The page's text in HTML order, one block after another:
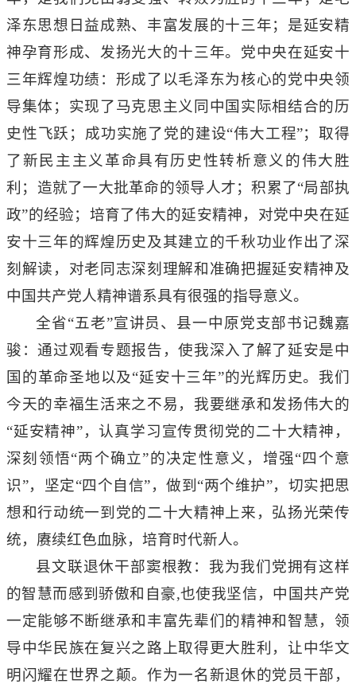
泽东思想日益成熟、丰富发展的十三年；是延安精
神孕育形成、发扬光大的十三年。党中央在延安十
三年辉煌功绩：形成了以毛泽东为核心的党中央领
导集体；实现了马克思主义同中国实际相结合的历
史性飞跃；成功实施了党的建设“伟大工程”；取得
了新民主主义革命具有历史性转析意义的伟大胜
利；造就了一大批革命的领导人才；积累了“局部执
政”的经验；培育了伟大的延安精神，对党中央在延
安十三年的辉煌历史及其建立的千秋功业作出了深
刻解读，对老同志深刻理解和准确把握延安精神及
中国共产党人精神谱系具有很强的指导意义。
全省“五老”宣讲员、县一中原党支部书记魏嘉
骏：通过观看专题报告，使我深入了解了延安是中
国的革命圣地以及“延安十三年”的光辉历史。我们
今天的幸福生活来之不易，我要继承和发扬伟大的
“延安精神”，认真学习宣传贯彻党的二十大精神，
深刻领悟“两个确立”的决定性意义，增强“四个意
识”，坚定“四个自信”，做到“两个维护”，切实把思
想和行动统一到党的二十大精神上来，弘扬光荣传
统，赓续红色血脉，培育时代新人。
县文联退休干部窦根教：我为我们党拥有这样
的智慧而感到骄傲和自豪,也使我坚信，中国共产党
一定能够不断继承和丰富先辈们的精神和智慧，领
导中华民族在复兴之路上取得更大胜利，让中华文
明闪耀在世界之颠。作为一名新退休的党员干部，